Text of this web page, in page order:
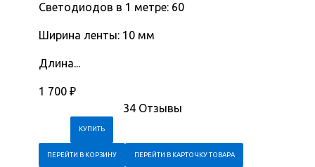
Cветодиодов в 1 метре: 60
Ширина ленты: 10 мм
Длина...
1 700 ₽
34 Отзывы
ПЕРЕЙТИ В КОРЗИНУ ПЕРЕЙТИ В КАРТОЧКУ ТОВАРА